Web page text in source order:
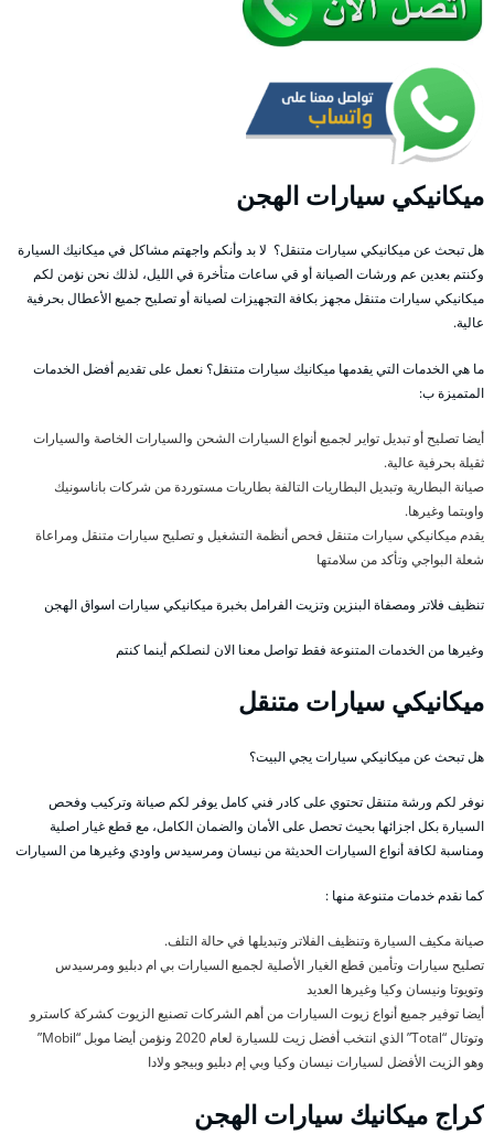
ميكانيكي سيارات الهجن
هل تبحث عن ميكانيكي سيارات متنقل؟ لا بد وأنكم واجهتم مشاكل في ميكانيك السيارة
وكنتم بعدين عم ورشات الصيانة أو قي ساعات متأخرة في الليل، لذلك نحن نؤمن لكم
ميكانيكي سيارات متنقل مجهز بكافة التجهيزات لصيانة أو تصليح جميع الأعطال بحرفية
عالية.
ما هي الخدمات التي يقدمها ميكانيك سيارات متنقل؟ نعمل على تقديم أفضل الخدمات
المتميزة ب:
أيضا تصليح أو تبديل تواير لجميع أنواع السيارات الشحن والسيارات الخاصة والسيارات
ثقيلة بحرفية عالية.
صيانة البطارية وتبديل البطاريات التالفة بطاريات مستوردة من شركات باناسونيك
واوبتما وغيرها.
يقدم ميكانيكي سيارات متنقل فحص أنظمة التشغيل و تصليح سيارات متنقل ومراعاة
شعلة البواجي وتأكد من سلامتها
تنظيف فلاتر ومصفاة البنزين وتزيت الفرامل بخبرة ميكانيكي سيارات اسواق الهجن
وغيرها من الخدمات المتنوعة فقط تواصل معنا الان لنصلكم أينما كنتم
ميكانيكي سيارات متنقل
هل تبحث عن ميكانيكي سيارات يجي البيت؟
نوفر لكم ورشة متنقل تحتوي على كادر فني كامل يوفر لكم صيانة وتركيب وفحص
السيارة بكل اجزائها بحيث تحصل على الأمان والضمان الكامل، مع قطع غيار اصلية
ومناسبة لكافة أنواع السيارات الحديثة من نيسان ومرسيدس واودي وغيرها من السيارات
كما نقدم خدمات متنوعة منها :
صيانة مكيف السيارة وتنظيف الفلاتر وتبديلها في حالة التلف.
تصليح سيارات وتأمين قطع الغيار الأصلية لجميع السيارات بي ام دبليو ومرسيدس
وتويوتا ونيسان وكيا وغيرها العديد
أيضا توفير جميع أنواع زيوت السيارات من أهم الشركات تصنيع الزيوت كشركة كاسترو
وتوتال “Total” الذي انتخب أفضل زيت للسيارة لعام 2020 ونؤمن أيضا موبل “Mobil”
وهو الزيت الأفضل لسيارات نيسان وكيا وبي إم دبليو وبيجو ولادا
كراج ميكانيك سيارات الهجن